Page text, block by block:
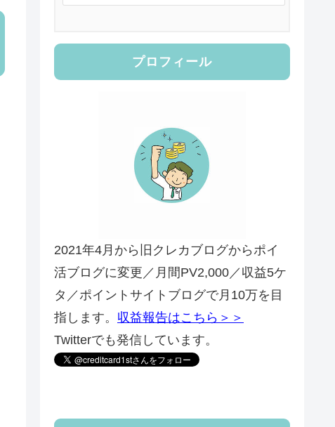
プロフィール
2021年4月から旧クレカブログからポイ
活ブログに変更／月間PV2,000／収益5ケ
タ／ポイントサイトブログで月10万を目
指します。 収益報告はこちら＞＞
Twitterでも発信しています。